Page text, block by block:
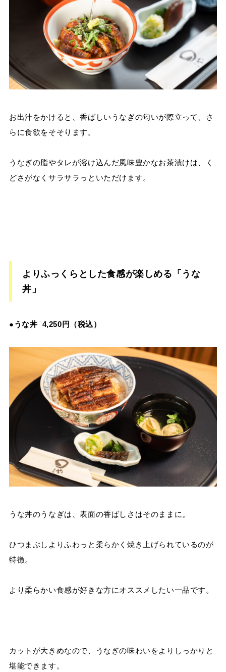
お出汁をかけると、香ばしいうなぎの匂いが際立って、さ
らに食欲をそそります。
うなぎの脂やタレが溶け込んだ風味豊かなお茶漬けは、く
どさがなくサラサラっといただけます。
よりふっくらとした食感が楽しめる「うな
丼」
● うな丼 4,250 円（税込）
うな丼のうなぎは、表面の香ばしさはそのままに。
ひつまぶしよりふわっと柔らかく焼き上げられているのが
特徴。
より柔らかい食感が好きな方にオススメしたい一品です。
カットが大きめなので、うなぎの味わいをよりしっかりと
堪能できます。